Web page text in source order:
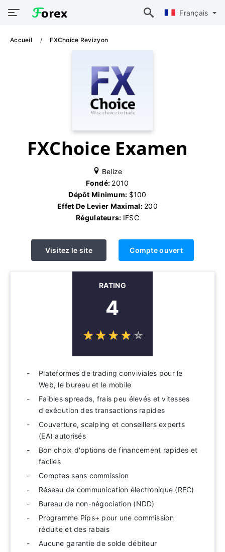
Français
Accueil FXChoice Revizyon
FXChoice Examen
Belize
Fondé: 2010
Dépôt Minimum: $100
Effet De Levier Maximal: 200
Régulateurs: IFSC
Visitez le site Compte ouvert
RATING
4
☆☆☆☆ ☆
★★★★ ★
Plateformes de trading conviviales pour le
Web, le bureau et le mobile
Faibles spreads, frais peu élevés et vitesses
d'exécution des transactions rapides
Couverture, scalping et conseillers experts
(EA) autorisés
Bon choix d'options de financement rapides et
faciles
Comptes sans commission
Réseau de communication électronique (REC)
Bureau de non-négociation (NDD)
Programme Pips+ pour une commission
réduite et des rabais
Aucune garantie de solde débiteur